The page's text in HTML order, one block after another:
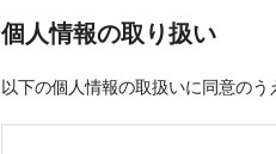
個人情報の取り扱い
以下の個人情報の取扱いに同意のう